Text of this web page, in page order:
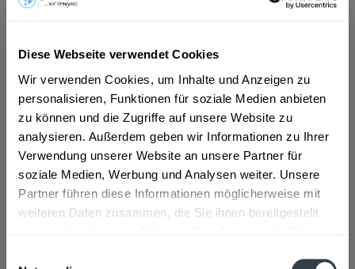
Diese Webseite verwendet Cookies
Wir verwenden Cookies, um Inhalte und Anzeigen zu
personalisieren, Funktionen für soziale Medien anbieten
zu können und die Zugriffe auf unsere Website zu
analysieren. Außerdem geben wir Informationen zu Ihrer
Verwendung unserer Website an unsere Partner für
soziale Medien, Werbung und Analysen weiter. Unsere
Partner führen diese Informationen möglicherweise mit
weiteren Daten zusammen, die Sie ihnen bereitgestellt
Vorrätig
+30,00 € Pfand
In denWarenkorb
Artikel-Nr.:
32390
Verfügbar in:
Düsseldorf , Hilden ,Erkrath
Beschreibung
mehr